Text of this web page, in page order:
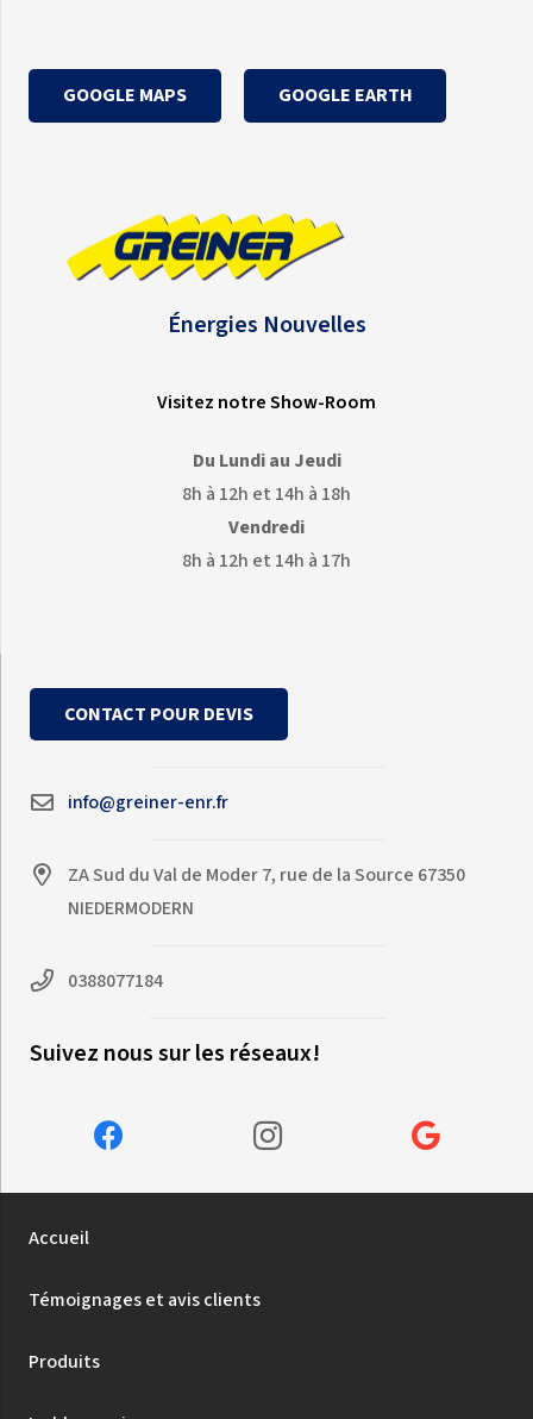
GOOGLE MAPS GOOGLE EARTH
Énergies Nouvelles
Visitez notre Show-Room
Du Lundi au Jeudi
8h à 12h et 14h à 18h
Vendredi
8h à 12h et 14h à 17h
CONTACT POUR DEVIS
info@greiner-enr.fr
ZA Sud du Val de Moder 7, rue de la Source 67350
NIEDERMODERN
0388077184
Suivez nous sur les réseaux!
Accueil
Témoignages et avis clients
Produits